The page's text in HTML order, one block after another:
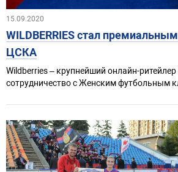
15.09.2020
WILDBERRIES стал
ЦСКА
Wildberries – крупнейший онлайн-
сотрудничество с Женским футбольным